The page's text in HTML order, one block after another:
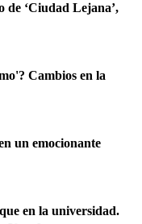
de ‘Ciudad Lejana’,
Cambios en la
un emocionante
en la universidad.